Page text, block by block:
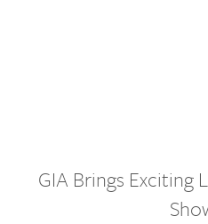
GIA Brings Exciting